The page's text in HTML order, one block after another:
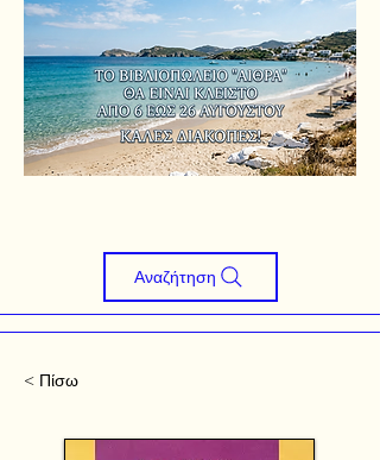
Αναζήτηση
< Πίσω